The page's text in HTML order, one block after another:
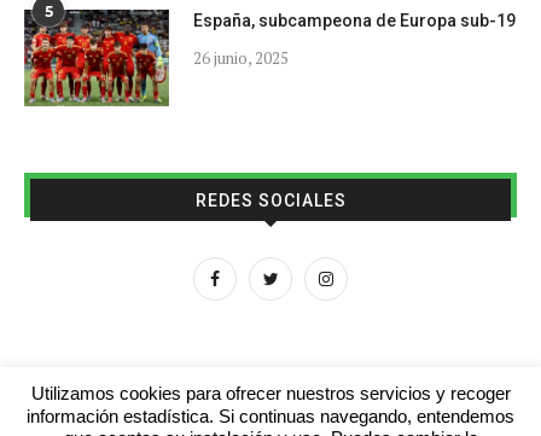
5 España, subcampeona de Europa sub-19
26 junio, 2025
REDES SOCIALES
Utilizamos cookies para ofrecer nuestros servicios y recoger
información estadística. Si continuas navegando, entendemos